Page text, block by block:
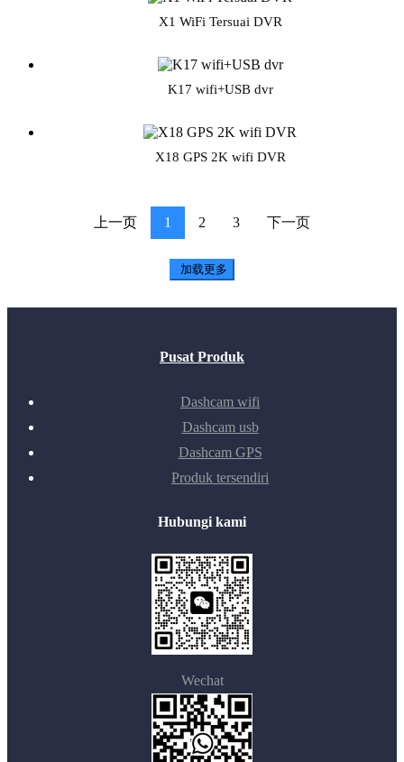
X1 WiFi Tersuai DVR
K17 wifi+USB dvr
X18 GPS 2K wifi DVR
上一页 1 2 3 下一页
加载更多
Pusat Produk
Dashcam wifi
Dashcam usb
Dashcam GPS
Produk tersendiri
Hubungi kami
Wechat